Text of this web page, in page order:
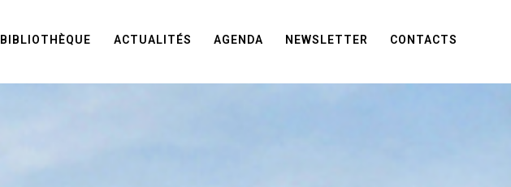
BIBLIOTHÈQUE ACTUALITÉS AGENDA NEWSLETTER CONTACTS